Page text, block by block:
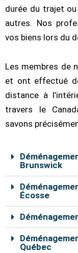
durée du trajet
autres. Nos
vos biens lors du
Les membres de
et ont effectué
distance à
travers le
savons
Brunswick
Écosse
Québec